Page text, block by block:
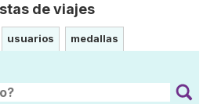
de viajes
usuarios medallas